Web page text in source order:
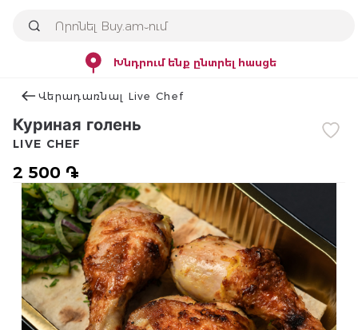
Խնդրում ենք ընտրել հասցե
Վերադառնալ Live Chef
Куриная голень
2 500 ֏
LIVE CHEF